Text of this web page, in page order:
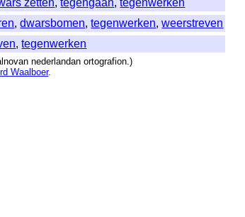
zetten,tegengaan,tegenwerken
,dwarsbomen,tegenwerken,weerstreven
,tegenwerken
nederlandan ortografion.)
Waalboer.